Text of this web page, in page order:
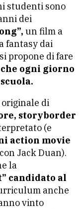
studenti sono
dei
un film a
fantasy dai
propone di fare
ogni giorno
originale di
storyborder
(e
action movie
Jack Duan).
la
candidato al
anche
vinto